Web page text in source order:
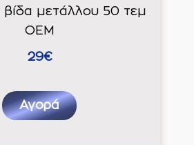
βίδα μετάλλου 50 τεμ
ΟΕΜ
29€
Αγορά